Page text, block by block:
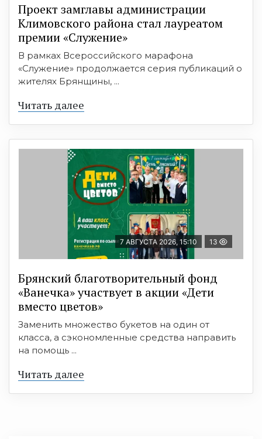
Проект замглавы администрации
Климовского района стал лауреатом
премии «Служение»
В рамках Всероссийского марафона
«Служение» продолжается серия публикаций о
жителях Брянщины, ...
Читать далее
7 АВГУСТА 2026, 15:10 13
Брянский благотворительный фонд
«Ванечка» участвует в акции «Дети
вместо цветов»
Заменить множество букетов на один от
класса, а сэкономленные средства направить
на помощь ...
Читать далее